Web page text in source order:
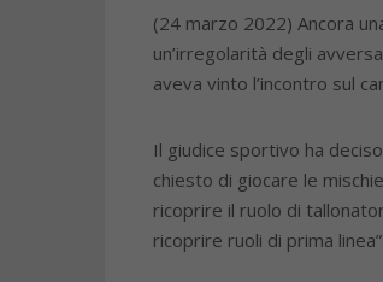
(24 marzo 2022) Ancora
un’irregolarità degli
aveva vinto l’incontro sul
Il giudice sportivo ha
chiesto di giocare le
ricoprire il ruolo di
ricoprire ruoli di prima linea”.